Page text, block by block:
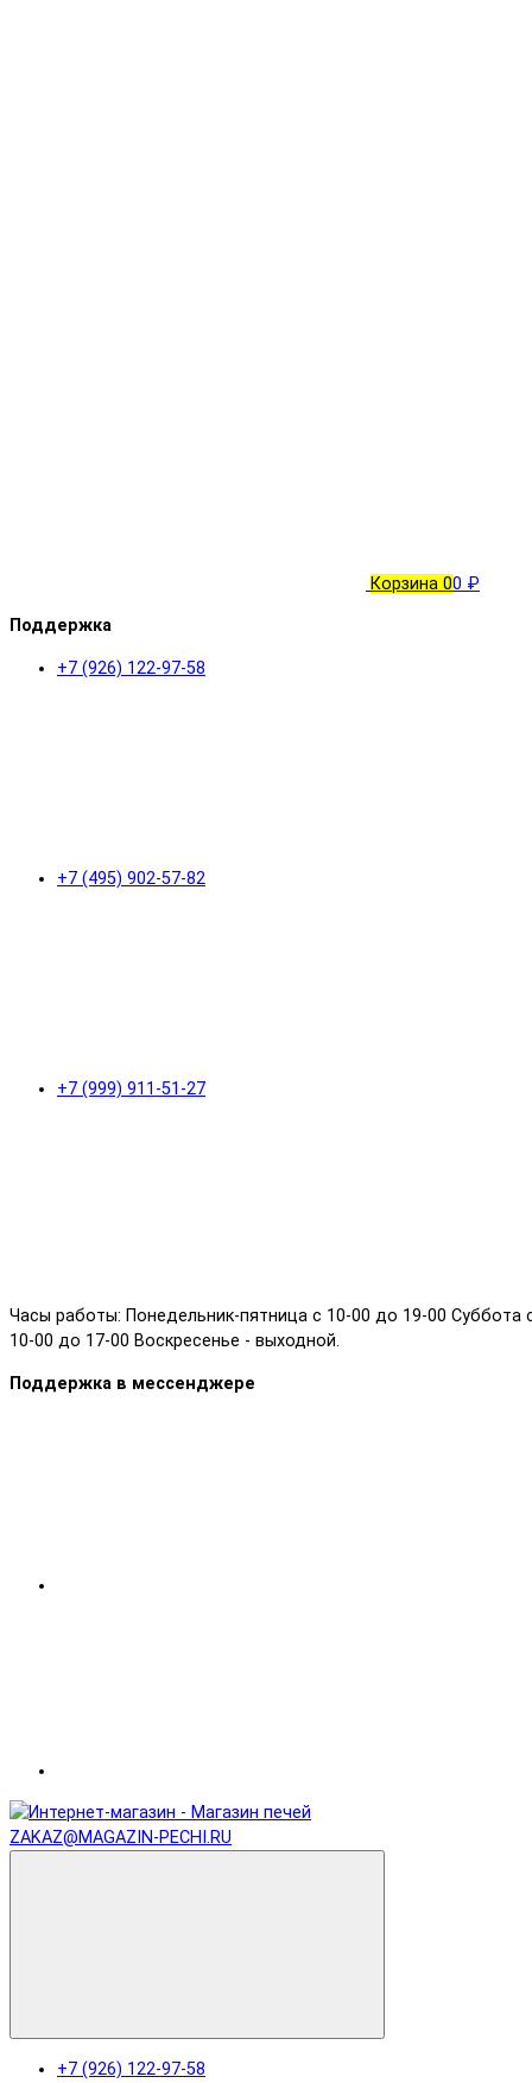
Корзина 00 ₽
Поддержка
+7 (926) 122-97-58
+7 (495) 902-57-82
+7 (999) 911-51-27
Часы работы: Понедельник-пятница с 10-00 до 19-00 Суббота
10-00 до 17-00 Воскресенье - выходной.
Поддержка в мессенджере
ZAKAZ@MAGAZIN-PECHI.RU
+7 (926) 122-97-58